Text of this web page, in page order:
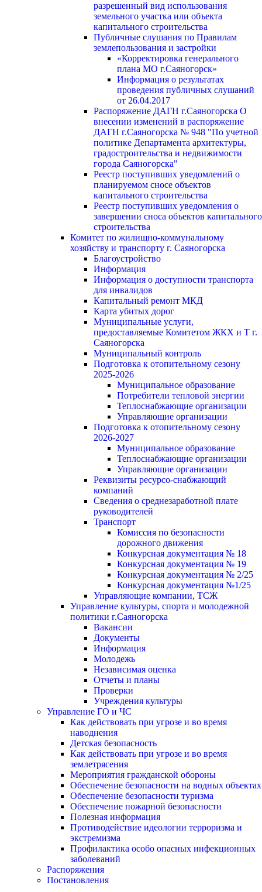
разрешенный вид использования
земельного участка или объекта
капитального строительства
Публичные слушания по Правилам
землепользования и застройки
«Корректировка генерального
плана МО г.Саяногорск»
Информация о результатах
проведения публичных слушаний
от 26.04.2017
Распоряжение ДАГН г.Саяногорска О
внесении изменений в распоряжение
ДАГН г.Саяногорска № 948 "По учетной
политике Департамента архитектуры,
градостроительства и недвижимости
города Саяногорска"
Реестр поступивших уведомлений о
планируемом сносе объектов
капитального строительства
Реестр поступивших уведомления о
завершении сноса объектов капитального
строительства
Комитет по жилищно-коммунальному
хозяйству и транспорту г. Саяногорска
Благоустройство
Информация
Информация о доступности транспорта
для инвалидов
Капитальный ремонт МКД
Карта убитых дорог
Муниципальные услуги,
предоставляемые Комитетом ЖКХ и Т г.
Саяногорска
Муниципальный контроль
Подготовка к отопительному сезону
2025-2026
Муниципальное образование
Потребители тепловой энергии
Теплоснабжающие организации
Управляющие организации
Подготовка к отопительному сезону
2026-2027
Муниципальное образование
Теплоснабжающие организации
Управляющие организации
Реквизиты ресурсо-снабжающий
компаний
Сведения о среднезаработной плате
руководителей
Транспорт
Комиссия по безопасности
дорожного движения
Конкурсная документация № 18
Конкурсная документация № 19
Конкурсная документация № 2/25
Конкурсная документация №1/25
Управляющие компании, ТСЖ
Управление культуры, спорта и молодежной
политики г.Саяногорска
Вакансии
Документы
Информация
Молодежь
Независимая оценка
Отчеты и планы
Проверки
Учреждения культуры
Управление ГО и ЧС
Как действовать при угрозе и во время
наводнения
Детская безопасность
Как действовать при угрозе и во время
землетрясения
Мероприятия гражданской обороны
Обеспечение безопасности на водных объектах
Обеспечение безопасности туризма
Обеспечение пожарной безопасности
Полезная информация
Противодействие идеологии терроризма и
экстремизма
Профилактика особо опасных инфекционных
заболеваний
Распоряжения
Постановления